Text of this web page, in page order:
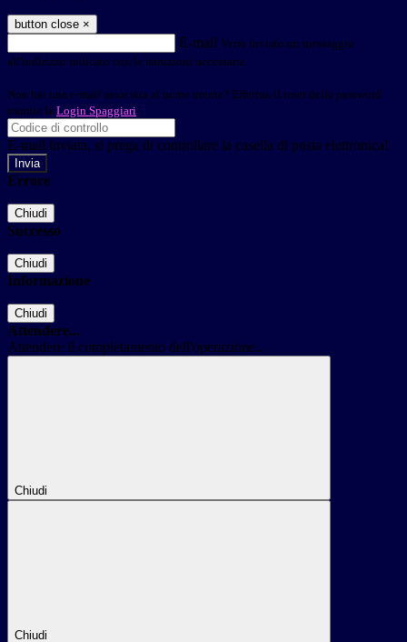
button close ×
E-mail Verrà inviato un messaggio
all'indirizzo indicato con le istruzioni necessarie.
Non hai una e-mail associata al nome utente? Effettua il reset della password
tramite la Login Spaggiari
E-mail inviata, si prega di controllare la casella di posta elettronica!
Errore
Chiudi
Successo
Chiudi
Informazione
Chiudi
Attendere...
Attendere il completamento dell'operazione...
Chiudi
Chiudi